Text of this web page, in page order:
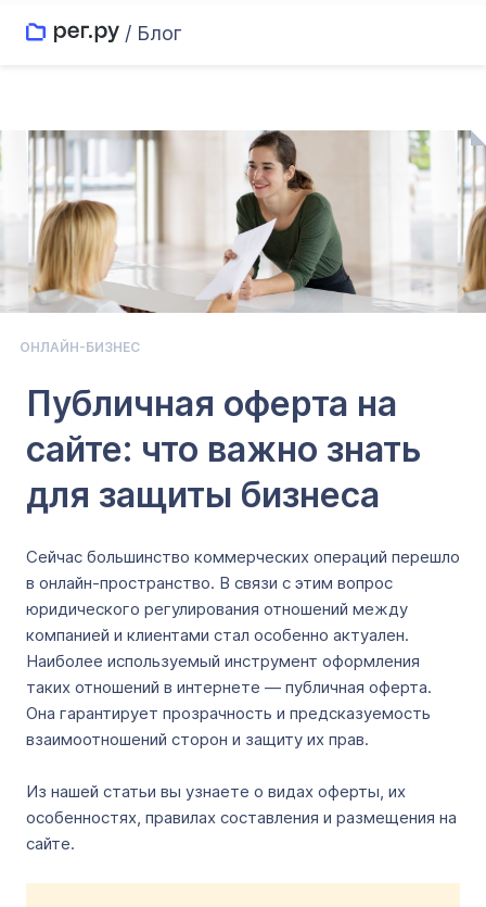
/ Блог
ОНЛАЙН-БИЗНЕС
Публичная оферта на
сайте: что важно знать
для защиты бизнеса
Сейчас большинство коммерческих операций перешло
в онлайн-пространство. В связи с этим вопрос
юридического регулирования отношений между
компанией и клиентами стал особенно актуален.
Наиболее используемый инструмент оформления
таких отношений в интернете — публичная оферта.
Она гарантирует прозрачность и предсказуемость
взаимоотношений сторон и защиту их прав.
Из нашей статьи вы узнаете о видах оферты, их
особенностях, правилах составления и размещения на
сайте.